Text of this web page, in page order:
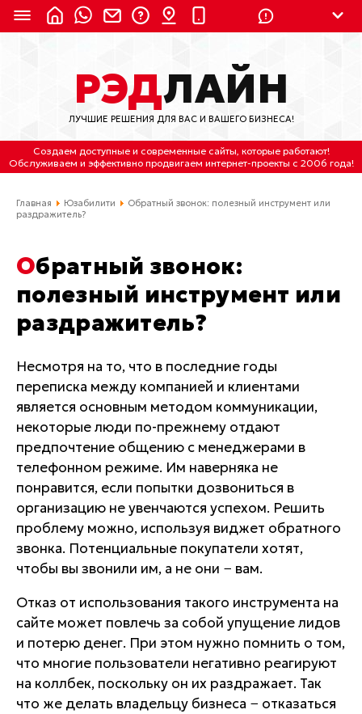
8 (800) 550-9899 (с 2:30 до 11:30 по
Мск)
Бесплатно по России
(4212) 658-653
(4212) 637-673
Отдельный вход \ Левый торец здания
Пн-пт. с 9:30 до 18:30 (по Хбк)
info@lred.ru
РЭДЛАЙН
ЛУЧШИЕ РЕШЕНИЯ ДЛЯ ВАС И ВАШЕГО БИЗНЕСА!
Создаем доступные и современные сайты, которые работают!
Обслуживаем и эффективно продвигаем интернет-проекты с 2006 года!
Главная Юзабилити
Обратный звонок: полезный инструмент или
раздражитель?
Обратный звонок:
полезный инструмент или
раздражитель?
Несмотря на то, что в последние годы
переписка между компанией и клиентами
является основным методом коммуникации,
некоторые люди по-прежнему отдают
предпочтение общению с менеджерами в
телефонном режиме. Им наверняка не
понравится, если попытки дозвониться в
организацию не увенчаются успехом. Решить
проблему можно, используя виджет обратного
звонка. Потенциальные покупатели хотят,
чтобы вы звонили им, а не они − вам.
Отказ от использования такого инструмента на
сайте может повлечь за собой упущение лидов
и потерю денег. При этом нужно помнить о том,
что многие пользователи негативно реагируют
на коллбек, поскольку он их раздражает. Так
что же делать владельцу бизнеса − отказаться